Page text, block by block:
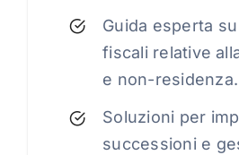
Guida esperta
fiscali relative
e non-residenza.
Soluzioni per
successioni e